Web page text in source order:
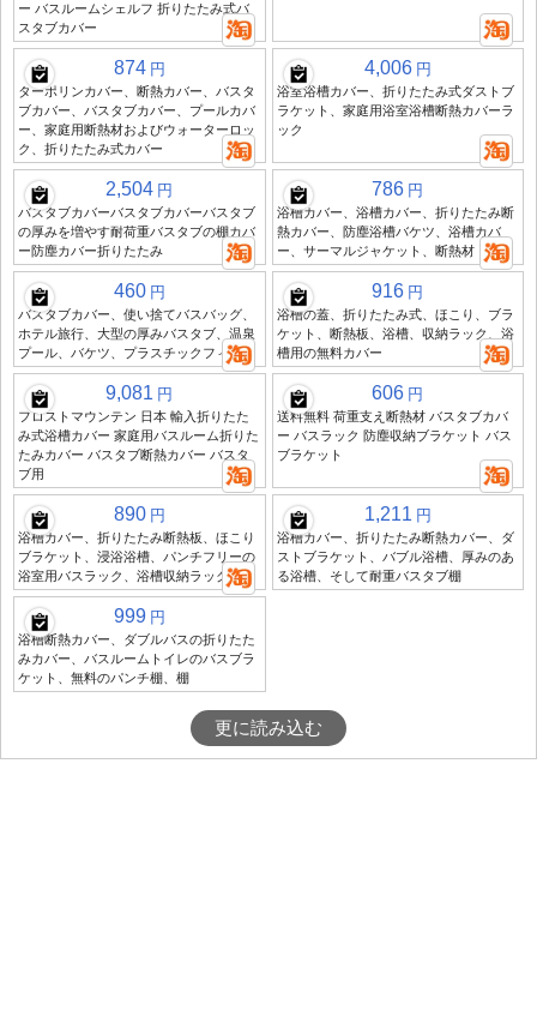
ー バスルームシェルフ 折りたたみ式バ
スタブカバー
874 円
ターポリンカバー、断熱カバー、バスタ
ブカバー、バスタブカバー、プールカバ
ー、家庭用断熱材およびウォーターロッ
ク、折りたたみ式カバー
4,006 円
浴室浴槽カバー、折りたたみ式ダストブ
ラケット、家庭用浴室浴槽断熱カバーラ
ック
2,504 円
バスタブカバーバスタブカバーバスタブ
の厚みを増やす耐荷重バスタブの棚カバ
ー防塵カバー折りたたみ
786 円
浴槽カバー、浴槽カバー、折りたたみ断
熱カバー、防塵浴槽バケツ、浴槽カバ
ー、サーマルジャケット、断熱材
460 円
バスタブカバー、使い捨てバスバッグ、
ホテル旅行、大型の厚みバスタブ、温泉
プール、バケツ、プラスチックフィルム
916 円
浴槽の蓋、折りたたみ式、ほこり、ブラ
ケット、断熱板、浴槽、収納ラック、浴
槽用の無料カバー
9,081 円
フロストマウンテン 日本 輸入折りたた
み式浴槽カバー 家庭用バスルーム折りた
たみカバー バスタブ断熱カバー バスタ
ブ用
606 円
送料無料 荷重支え断熱材 バスタブカバ
ー バスラック 防塵収納ブラケット バス
ブラケット
890 円
浴槽カバー、折りたたみ断熱板、ほこり
ブラケット、浸浴浴槽、パンチフリーの
浴室用バスラック、浴槽収納ラック
1,211 円
浴槽カバー、折りたたみ断熱カバー、ダ
ストブラケット、バブル浴槽、厚みのあ
る浴槽、そして耐重バスタブ棚
999 円
浴槽断熱カバー、ダブルバスの折りたた
みカバー、バスルームトイレのバスブラ
ケット、無料のパンチ棚、棚
更に読み込む